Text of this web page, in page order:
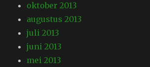
oktober 2013
augustus 2013
juli 2013
juni 2013
mei 2013